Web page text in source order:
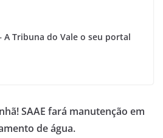
A Tribuna do Vale o seu portal
SAAE fará manutenção em
de água.